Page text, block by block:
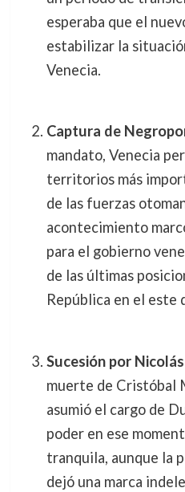
esperaba que el
estabilizar la
Venecia.
Captura de
mandato, Venecia
territorios más
de las fuerzas
acontecimiento
para el gobierno
de las últimas
República en el
Sucesión por
muerte de Cristóbal
asumió el cargo de
poder en ese
tranquila, aunque la
dejó una marca